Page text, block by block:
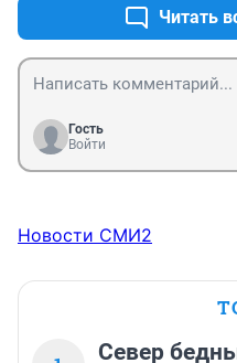
Читать
Гость
Войти
Новости СМИ2
Север